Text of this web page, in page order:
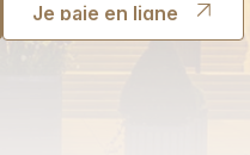
Je paie en ligne
Je paie en ligne